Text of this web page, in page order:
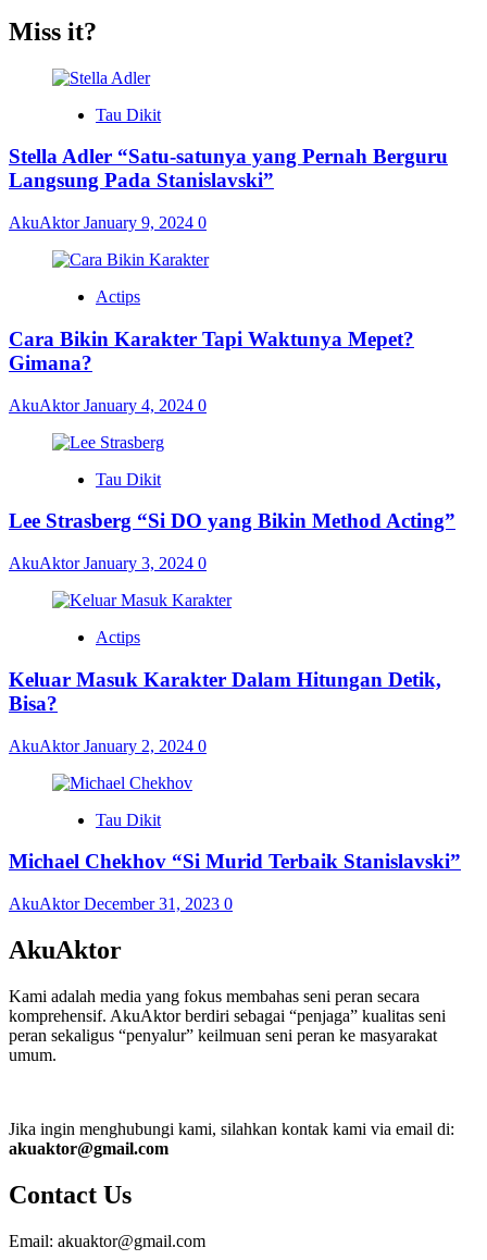
Miss it?
Tau Dikit
Stella Adler “Satu-satunya yang Pernah Berguru
Langsung Pada Stanislavski”
AkuAktorJanuary 9, 2024 0
Actips
Cara Bikin Karakter Tapi Waktunya Mepet?
Gimana?
AkuAktorJanuary 4, 2024 0
Tau Dikit
Lee Strasberg “Si DO yang Bikin Method Acting”
AkuAktorJanuary 3, 2024 0
Actips
Keluar Masuk Karakter Dalam Hitungan Detik,
Bisa?
AkuAktorJanuary 2, 2024 0
Tau Dikit
Michael Chekhov “Si Murid Terbaik Stanislavski”
AkuAktorDecember 31, 2023 0
AkuAktor
Kami adalah media yang fokus membahas seni peran secara
komprehensif. AkuAktor berdiri sebagai “penjaga” kualitas seni
peran sekaligus “penyalur” keilmuan seni peran ke masyarakat
umum.
Jika ingin menghubungi kami, silahkan kontak kami via email di:
akuaktor@gmail.com
Contact Us
Email: akuaktor@gmail.com